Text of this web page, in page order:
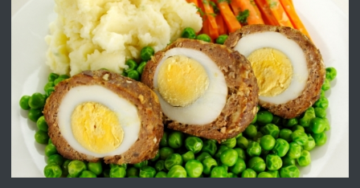
преди 10 месеца
ПРЕДЛАГА
Професионална броячна машина -
със сертификат от ЕЦБ
преди 1 година
ПРЕДЛАГА
Професионална зеленчукорезачка